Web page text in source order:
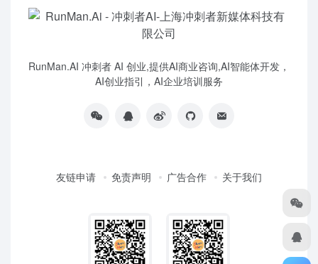
RunMan.AI 冲刺者 AI 创业,提供AI商业咨询,AI智能体开发，
AI创业指引，AI企业培训服务
友链申请 免责声明 广告合作 关于我们